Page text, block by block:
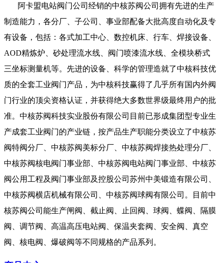
阿卡盟电站阀门公司经销的中核苏阀公司拥有先进的生产
制造能力，各分厂、子公司、事业部配备大批高度自动化及专
有设备，包括：各式加工中心、数控机床、行车、焊接设备、
AOD精炼炉、砂处理流水线、阀门喷漆流水线、全模块桥式
三坐标测量机等。先进的设备、科学的管理造就了中核科技优
质的全套工业阀门产品，为中核科技赢得了几乎所有国内外阀
门行业的顶尖资格认证，并获得绝大多数世界级最终用户的批
准。中核苏阀科技实业股份有限公司目前已形成集团型专业生
产成套工业阀门的产业链，按产品生产职能分类设立了中核苏
阀特阀分厂、中核苏阀美标分厂、中核苏阀焊接热处理分厂、
中核苏阀核电阀门事业部、中核苏阀电站阀门事业部、中核苏
阀公用工程及阀门事业部及控股公司苏州中美锻造有限公司、
中核苏阀横店机械有限公司、中核苏阀球阀有限公司。目前中
核苏阀公司能生产闸阀、截止阀、止回阀、球阀、蝶阀、隔膜
阀、调节阀、高温高压电站阀、保温夹套阀、安全阀、真空
阀、核电阀、爆破阀等不同规格的产品系列。